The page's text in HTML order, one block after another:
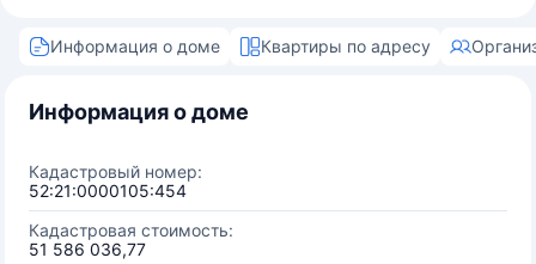
Информация о доме Квартиры по адресу
Информация о доме
Кадастровый номер:
52:21:0000105:454
Кадастровая стоимость:
51 586 036,77